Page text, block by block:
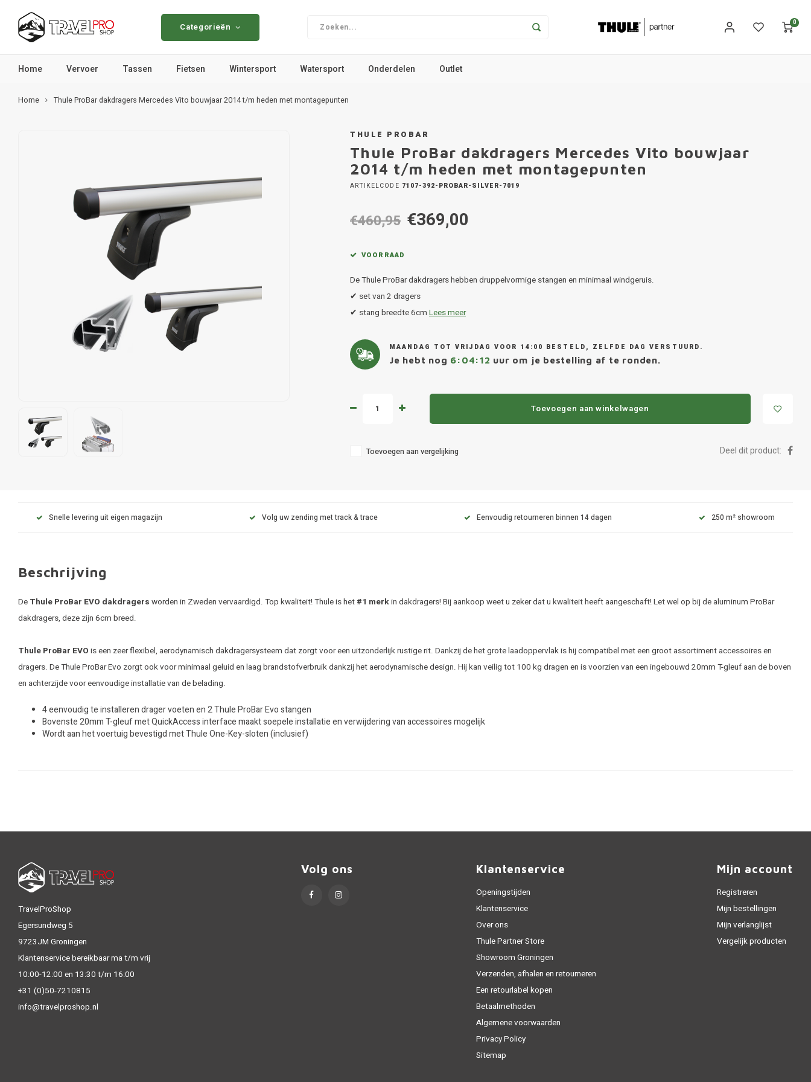
Categorieën 0
Home Vervoer Tassen Fietsen Wintersport Watersport Onderdelen Outlet
Home Thule ProBar dakdragers Mercedes Vito bouwjaar 2014 t/m heden met montagepunten
THULE PROBAR
Thule ProBar dakdragers Mercedes Vito bouwjaar
2014 t/m heden met montagepunten
ARTIKELCODE 7107-392-PROBAR-SILVER-7019
€460,95 €369,00
VOORRAAD
De Thule ProBar dakdragers hebben druppelvormige stangen en minimaal windgeruis.
✔ set van 2 dragers
✔ stang breedte 6cm Lees meer
MAANDAG TOT VRIJDAG VOOR 14:00 BESTELD, ZELFDE DAG VERSTUURD.
Je hebt nog 6:04:11uur om je bestelling af te ronden.
Toevoegen aan winkelwagen
Toevoegen aan vergelijking Deel dit product:
Snelle levering uit eigen magazijn Volg uw zending met track & trace Eenvoudig retourneren binnen 14 dagen 250 m² showroom
Beschrijving
De Thule ProBar EVO dakdragers worden in Zweden vervaardigd. Top kwaliteit! Thule is het #1 merkin dakdragers! Bij aankoop weet u zeker dat u kwaliteit heeft aangeschaft! Let wel op bij de aluminum ProBar
dakdragers, deze zijn 6cm breed.
Thule ProBar EVO is een zeer flexibel, aerodynamisch dakdragersysteem dat zorgt voor een uitzonderlijk rustige rit. Dankzij de het grote laadoppervlak is hij compatibel met een groot assortiment accessoires en
dragers. De Thule ProBar Evo zorgt ook voor minimaal geluid en laag brandstofverbruik dankzij het aerodynamische design. Hij kan veilig tot 100 kg dragen en is voorzien van een ingebouwd 20mm T-gleuf aan de boven
en achterzijde voor eenvoudige installatie van de belading.
4 eenvoudig te installeren drager voeten en 2 Thule ProBar Evo stangen
Bovenste 20mm T-gleuf met QuickAccess interface maakt soepele installatie en verwijdering van accessoires mogelijk
Wordt aan het voertuig bevestigd met Thule One-Key-sloten (inclusief)
TravelProShop
Egersundweg 5
9723JM Groningen
Klantenservice bereikbaar ma t/m vrij
10:00-12:00 en 13:30 t/m 16:00
+31 (0)50-7210815
info@travelproshop.nl
Volg ons Klantenservice
Openingstijden
Klantenservice
Over ons
Thule Partner Store
Showroom Groningen
Verzenden, afhalen en retourneren
Een retourlabel kopen
Betaalmethoden
Algemene voorwaarden
Privacy Policy
Sitemap
Mijn account
Registreren
Mijn bestellingen
Mijn verlanglijst
Vergelijk producten